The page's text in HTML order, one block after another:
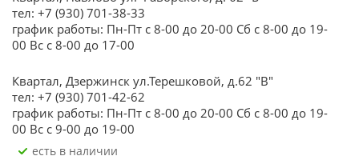
тел: +7 (930) 701-38-33
график работы: Пн-Пт с 8-00 до 20-00 Сб с 8-00 до 19-
00 Вс с 8-00 до 17-00
Квартал, Дзержинск ул.Терешковой, д.62 "В"
тел: +7 (930) 701-42-62
график работы: Пн-Пт с 8-00 до 20-00 Сб с 8-00 до 19-
00 Вс с 9-00 до 19-00
Есть в наличии